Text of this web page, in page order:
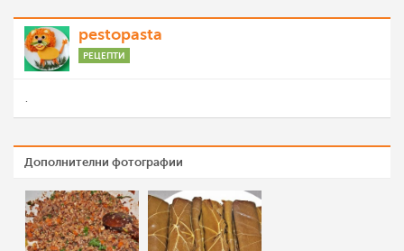
pestopasta
РЕЦЕПТИ
.
Дополнителни фотографии